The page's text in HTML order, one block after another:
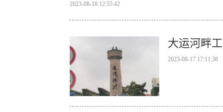
2023-08-18 12:55:42
大运河畔
2023-08-17 17:11:38